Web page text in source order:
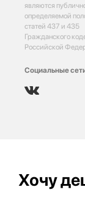
являются
определяемой
статей 437 и 435
Гражданского
Российской
Социальные
Хочу